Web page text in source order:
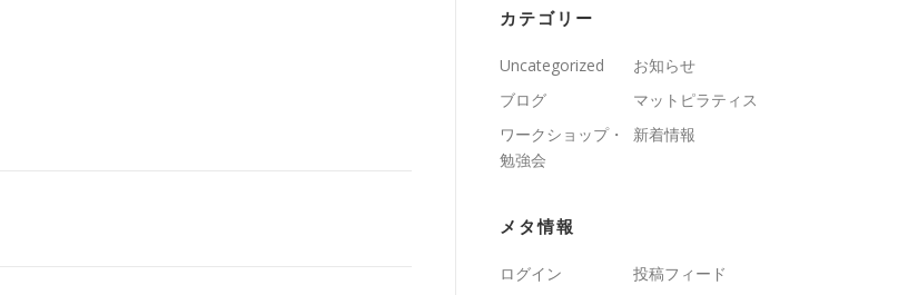
カテゴリー
Uncategorized
お知らせ
ブログ
マットピラティス
ワークショップ・
勉強会
新着情報
メタ情報
ログイン
投稿フィード